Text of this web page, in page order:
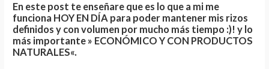
En este post te enseñare que es lo que a mi me
funciona HOY EN DÍA para poder mantener mis rizos
definidos y con volumen por mucho más tiempo :)! y lo
más importante » ECONÓMICO Y CON PRODUCTOS
NATURALES«.